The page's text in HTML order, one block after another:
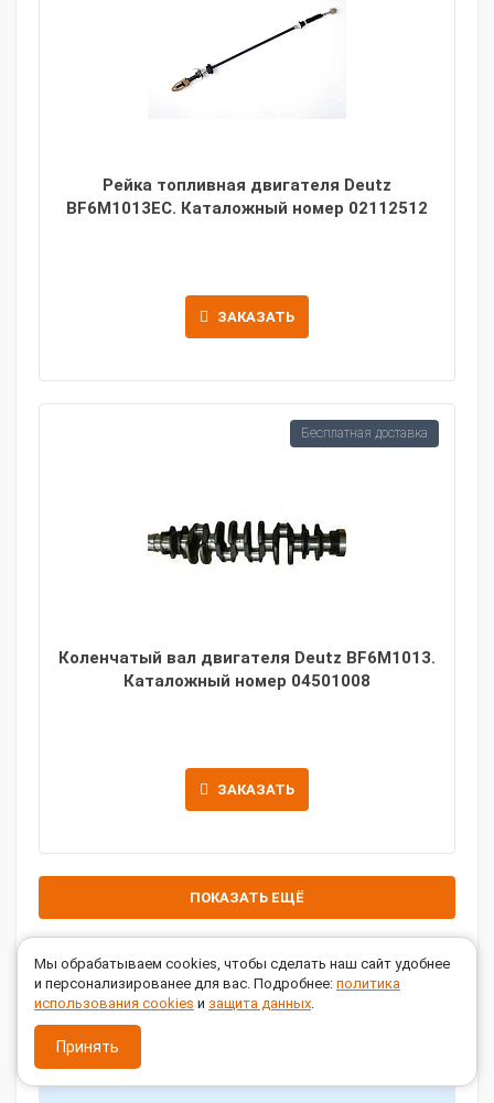
Рейка топливная двигателя Deutz
BF6M1013EC. Каталожный номер 02112512
ЗАКАЗАТЬ
Коленчатый вал двигателя Deutz BF6M1013.
Каталожный номер 04501008
ЗАКАЗАТЬ
Бесплатная доставка
ПОКАЗАТЬ ЕЩЁ
1 2 3
У нас вы можете купить deutz в Самаре из наличия или
заказать, обратившись к нам по телефону
04-06
Мы обрабатываем cookies, чтобы сделать наш сайт удобнее
и персонализированее для вас. Подробнее: политика
использования cookies и защита данных.
Принять